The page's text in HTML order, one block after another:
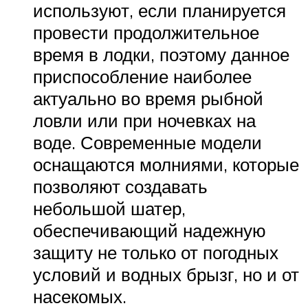
используют, если планируется
провести продолжительное
время в лодки, поэтому данное
приспособление наиболее
актуально во время рыбной
ловли или при ночевках на
воде. Современные модели
оснащаются молниями, которые
позволяют создавать
небольшой шатер,
обеспечивающий надежную
защиту не только от погодных
условий и водных брызг, но и от
насекомых.